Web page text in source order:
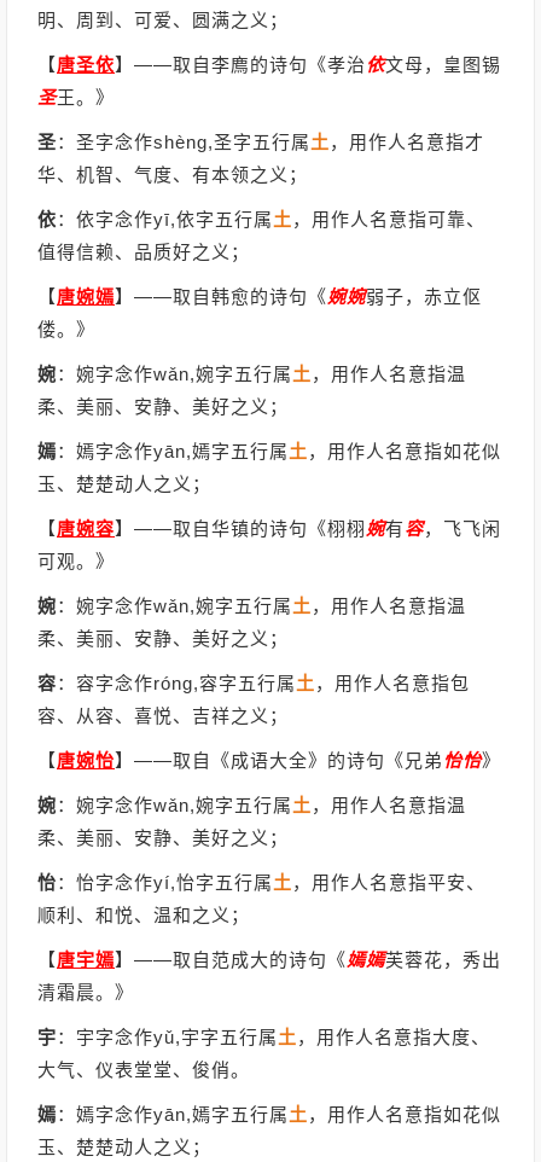
明、周到、可爱、圆满之义；
【唐圣依】 ——取自李廌的诗句《孝治 依文母，皇图锡
圣王。》
圣：圣字念作shèng,圣字五行属土 ，用作人名意指才
华、机智、气度、有本领之义；
依：依字念作yī,依字五行属土 ，用作人名意指可靠、
值得信赖、品质好之义；
【唐婉嫣】 ——取自韩愈的诗句《 婉婉弱子，赤立伛
偻。》
婉：婉字念作wǎn,婉字五行属土 ，用作人名意指温
柔、美丽、安静、美好之义；
嫣：嫣字念作yān,嫣字五行属土 ，用作人名意指如花似
玉、楚楚动人之义；
【唐婉容】 ——取自华镇的诗句《栩栩 婉有容，飞飞闲
可观。》
婉：婉字念作wǎn,婉字五行属土 ，用作人名意指温
柔、美丽、安静、美好之义；
容：容字念作róng,容字五行属土 ，用作人名意指包
容、从容、喜悦、吉祥之义；
【唐婉怡】 ——取自《成语大全》的诗句《兄弟 怡怡》
婉：婉字念作wǎn,婉字五行属土 ，用作人名意指温
柔、美丽、安静、美好之义；
怡：怡字念作yí,怡字五行属土 ，用作人名意指平安、
顺利、和悦、温和之义；
【唐宇嫣】 ——取自范成大的诗句《 嫣嫣芙蓉花，秀出
清霜晨。》
宇：宇字念作yǔ,宇字五行属土 ，用作人名意指大度、
大气、仪表堂堂、俊俏。
嫣：嫣字念作yān,嫣字五行属土 ，用作人名意指如花似
玉、楚楚动人之义；